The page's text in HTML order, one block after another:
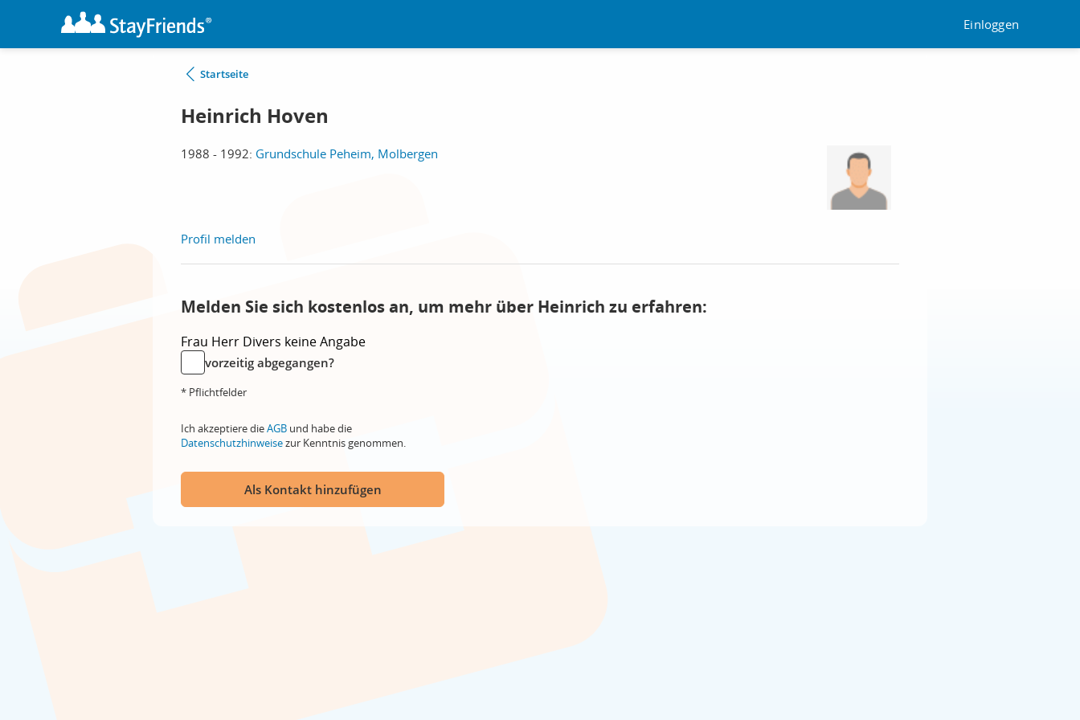
Einloggen
Startseite
Heinrich Hoven
1988 - 1992: Grundschule Peheim, Molbergen
Profil melden
Melden Sie sich kostenlos an, um mehr über Heinrich zu erfahren:
Frau Herr Divers keine Angabe
vorzeitig abgegangen?
* Pflichtfelder
Ich akzeptiere dieAGB und habe die
Datenschutzhinweisezur Kenntnis genommen.
Als Kontakt hinzufügen